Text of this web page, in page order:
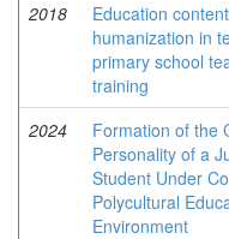
2018
Education content
humanization in
primary school
training
2024
Formation of the
Personality of a
Student Under
Polycultural
Environment